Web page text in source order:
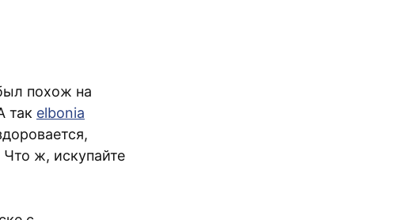
похож на
так elbonia
ж, искупайте